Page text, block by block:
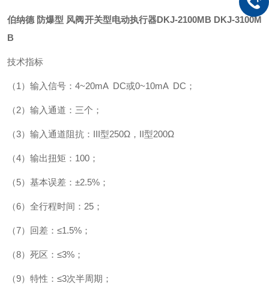
伯纳德 防爆型 风阀开关型电动执行器DKJ-2100MB DKJ-3100M
B
技术指标
（1）输入信号：4~20mA DC或0~10mA DC；
（2）输入通道：三个；
（3）输入通道阻抗：III型250Ω，II型200Ω
（4）输出扭矩：100；
（5）基本误差：±2.5%；
（6）全行程时间：25；
（7）回差：≤1.5%；
（8）死区：≤3%；
（9）特性：≤3次半周期；